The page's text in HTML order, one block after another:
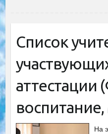
Список
аттестации
На